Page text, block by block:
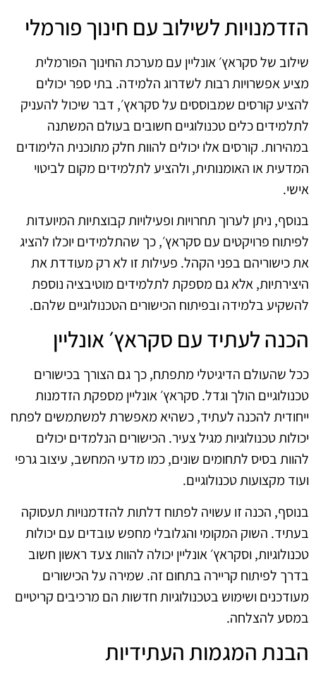
הזדמנויות לשילוב עם חינוך פורמלי
שילוב של סקראץ׳ אונליין עם מערכת החינוך הפורמלית
מציע אפשרויות רבות לשדרוג הלמידה. בתי ספר יכולים
להציע קורסים שמבוססים על סקראץ׳, דבר שיכול להעניק
לתלמידים כלים טכנולוגיים חשובים בעולם המשתנה
במהירות. קורסים אלו יכולים להוות חלק מתוכנית הלימודים
המדעית או האומנותית, ולהציע לתלמידים מקום לביטוי
אישי.
בנוסף, ניתן לערוך תחרויות ופעילויות קבוצתיות המיועדות
לפיתוח פרויקטים עם סקראץ׳, כך שהתלמידים יוכלו להציג
את כישוריהם בפני הקהל. פעילות זו לא רק מעודדת את
היצירתיות, אלא גם מספקת לתלמידים מוטיבציה נוספת
להשקיע בלמידה ובפיתוח הכישורים הטכנולוגיים שלהם.
הכנה לעתיד עם סקראץ׳ אונליין
ככל שהעולם הדיגיטלי מתפתח, כך גם הצורך בכישורים
טכנולוגיים הולך וגדל. סקראץ׳ אונליין מספקת הזדמנות
ייחודית להכנה לעתיד, כשהיא מאפשרת למשתמשים לפתח
יכולות טכנולוגיות מגיל צעיר. הכישורים הנלמדים יכולים
להוות בסיס לתחומים שונים, כמו מדעי המחשב, עיצוב גרפי
ועוד מקצועות טכנולוגיים.
בנוסף, הכנה זו עשויה לפתוח דלתות להזדמנויות תעסוקה
בעתיד. השוק המקומי והגלובלי מחפש עובדים עם יכולות
טכנולוגיות, וסקראץ׳ אונליין יכולה להוות צעד ראשון חשוב
בדרך לפיתוח קריירה בתחום זה. שמירה על הכישורים
מעודכנים ושימוש בטכנולוגיות חדשות הם מרכיבים קריטיים
במסע להצלחה.
הבנת המגמות העתידיות